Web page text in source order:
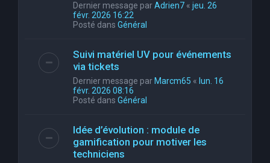
Dernier message parAdrien7 « jeu. 26
févr. 2026 16:22
Posté dans Général
Suivi matériel UV pour événements
via tickets
Dernier message par Marcm65 « lun. 16
févr. 2026 08:16
Posté dans Général
Idée d’évolution : module de
gamification pour motiver les
techniciens